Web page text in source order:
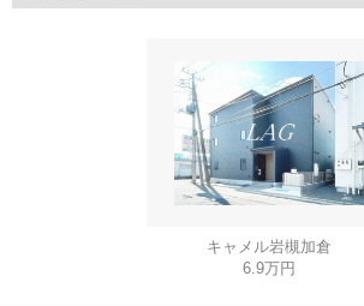
キャメル岩槻加倉
6.9万円